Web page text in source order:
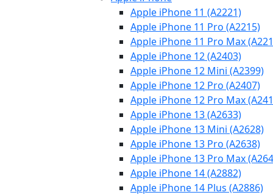
Apple iPhone 11 (A2221)
Apple iPhone 11 Pro (A2215)
Apple iPhone 11 Pro Max
Apple iPhone 12 (A2403)
Apple iPhone 12 Mini (A2399)
Apple iPhone 12 Pro (A2407)
Apple iPhone 12 Pro Max
Apple iPhone 13 (A2633)
Apple iPhone 13 Mini (A2628)
Apple iPhone 13 Pro (A2638)
Apple iPhone 13 Pro Max
Apple iPhone 14 (A2882)
Apple iPhone 14 Plus (A2886)